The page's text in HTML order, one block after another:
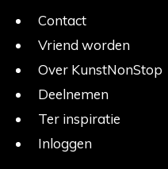
Contact
Vriend worden
Over KunstNonStop
Deelnemen
Ter inspiratie
Inloggen